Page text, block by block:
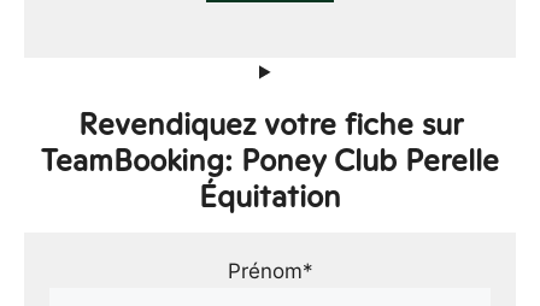
Revendiquez votre fiche sur
TeamBooking: Poney Club Perelle
Équitation
Prénom*